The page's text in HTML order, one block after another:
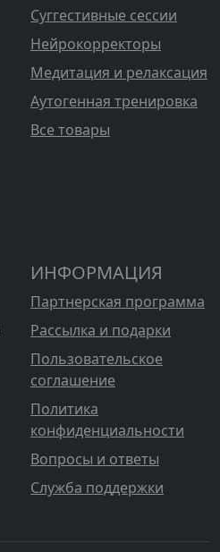
Суггестивные сессии
Нейрокорректоры
Медитация и релаксация
Аутогенная тренировка
Все товары
ИНФОРМАЦИЯ
Партнерская программа
Рассылка и подарки
Пользовательское
соглашение
Политика
конфиденциальности
Вопросы и ответы
Служба поддержки